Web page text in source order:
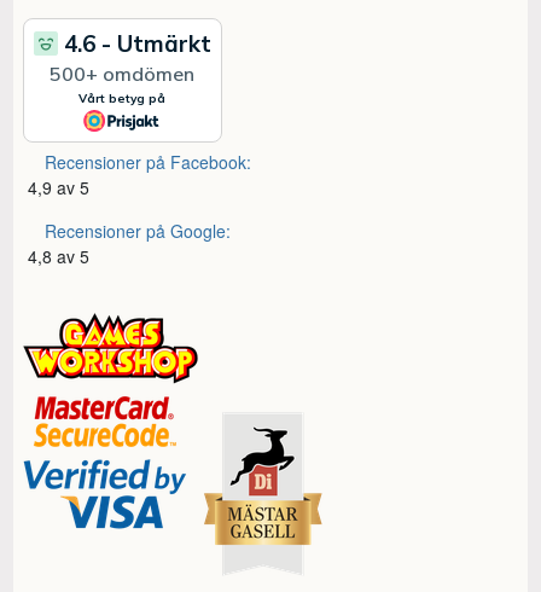
Recensioner på Facebook:
4,9 av 5
Recensioner på Google:
4,8 av 5